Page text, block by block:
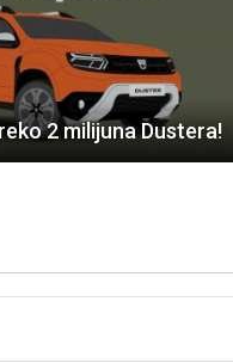
2 milijuna Dustera!